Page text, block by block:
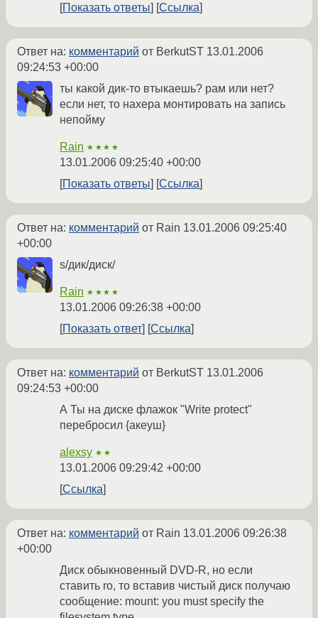
Показать ответы Ссылка
Ответ на: комментарий от BerkutST 13.01.2006
09:24:53 +00:00
ты какой дик-то втыкаешь? рам или нет?
если нет, то нахера монтировать на запись
непойму
Rain ★★★★
13.01.2006 09:25:40 +00:00
Показать ответы
Ссылка
Ответ на: комментарий от Rain 13.01.2006 09:25:40
+00:00
s/дик/диск/
Rain ★★★★
13.01.2006 09:26:38 +00:00
Показать ответ
Ссылка
Ответ на: комментарий от BerkutST 13.01.2006
09:24:53 +00:00
А Ты на диске флажок "Write protect"
перебросил {акеуш}
alexsy ★★
13.01.2006 09:29:42 +00:00
Ссылка
Ответ на: комментарий от Rain 13.01.2006 09:26:38
+00:00
Диск обыкновенный DVD-R, но если
ставить ro, то вставив чистый диск получаю
сообщение: mount: you must specify the